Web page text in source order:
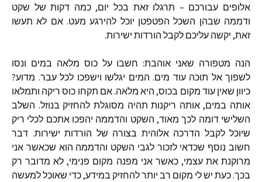
אלופים עבורכם – תרגלו זאת בכל יום,כמה דקות של שקט
ודממה שבהן השכל הפטפטן יוכל להירגע מעט.אם לא תעשו
זאת, יקשה עליכם לקבל הורדות ישירות.
הנה מטפורה שאני אוהבת: חשבו על כוס מלאה במים ונסו
לשפוך אל תוכה עוד מים. המים יגלשו וישפכו לכל עבר. מדוע?
כיוון שאין עוד מקום בכוס, היא מלאה.אם תקחו כוס ריקה ותמלאו
אותה במים,אותה ריקנות תהיה מסוגלת להחזיק בנוזל. השלב
השלישי דומה לכך מאוד, השקט והדממה יהפכו אתכם לכלי ריק
שיוכל לקבל הדרכה אלוהית בצורה של הורדות ישירות. דבר
חשוב נוסף שכדאי לזכור לגבי השקט והדממה הוא שכאשר אני
מרוקנת את עצמי,כאשר אני מפנה מקום פנימי, לא מדובר רק
בכך.כעת ישלי מקום רב יותרלהחזיק במידע,כדי שאוכללמעשה